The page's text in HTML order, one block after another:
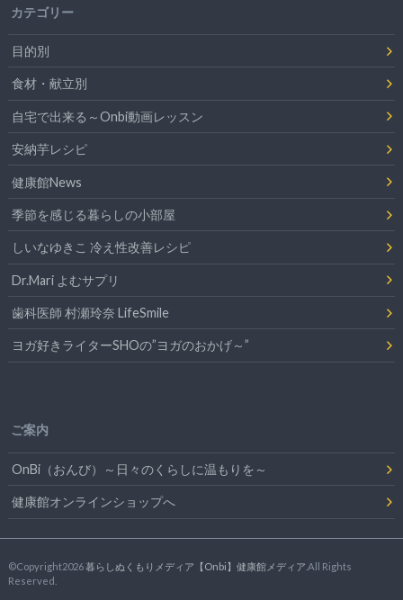
カテゴリー
目的別
食材・献立別
自宅で出来る～Onbi動画レッスン
安納芋レシピ
健康館News
季節を感じる暮らしの小部屋
しいなゆきこ 冷え性改善レシピ
Dr.Mari よむサプリ
歯科医師 村瀬玲奈 LifeSmile
ヨガ好きライターSHOの”ヨガのおかげ～”
ご案内
OnBi（おんび）～日々のくらしに温もりを～
健康館オンラインショップへ
©Copyright2026 暮らしぬくもりメディア【Onbi】健康館メディア .All Rights
Reserved.